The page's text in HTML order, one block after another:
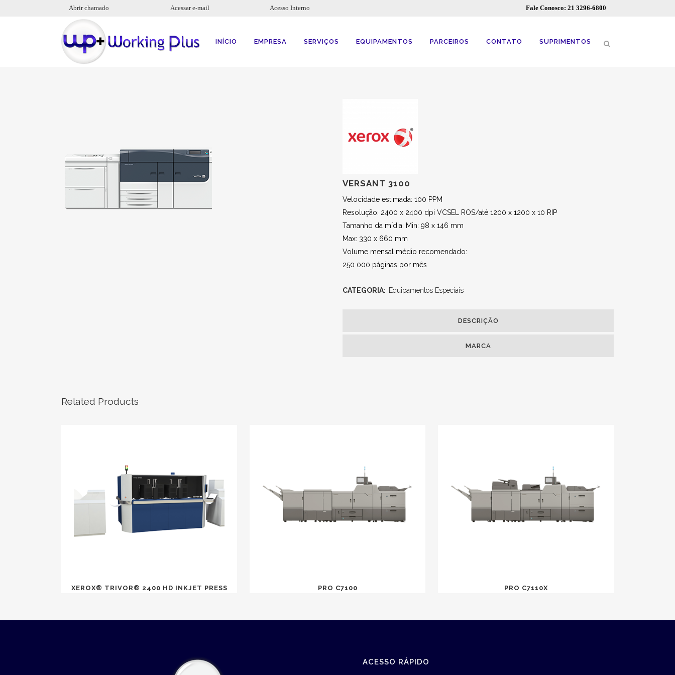
Abrir chamado Acessar e-mail Acesso Interno Fale Conosco: 21 3296-6800
INÍCIO EMPRESA SERVIÇOS EQUIPAMENTOS PARCEIROS CONTATO SUPRIMENTOS
VERSANT 3100
Velocidade estimada: 100 PPM
Resolução: 2400 x 2400 dpi VCSEL ROS/até 1200 x 1200 x 10 RIP
Tamanho da mídia: Min: 98 x 146 mm
Max: 330 x 660 mm
Volume mensal médio recomendado:
250 000 páginas por mês
CATEGORIA: Equipamentos Especiais
DESCRIÇÃO
MARCA
Related Products
XEROX® TRIVOR® 2400 HD INKJET PRESS PRO C7100 PRO C7110X
ACESSO RÁPIDO